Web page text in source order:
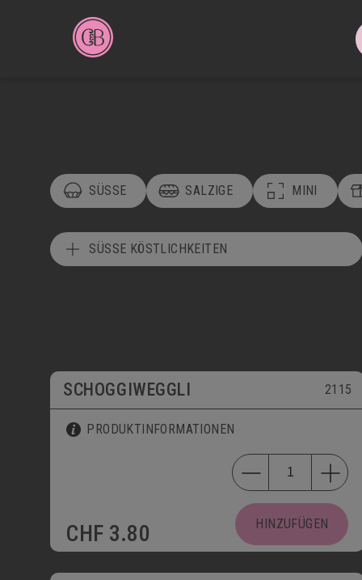
SÜSSE SALZIGE MINI
SÜSSE KÖSTLICHKEITEN
SCHOGGIWEGGLI 2115
PRODUKTINFORMATIONEN
CHF 3.80 HINZUFÜGEN